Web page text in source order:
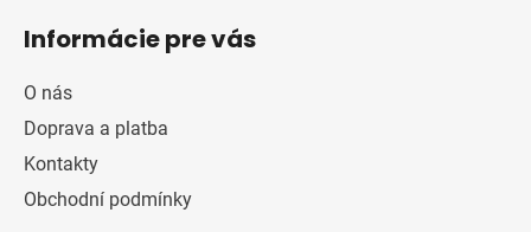
Informácie pre vás
O nás
Doprava a platba
Kontakty
Obchodní podmínky